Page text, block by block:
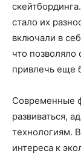
стало их
включали в
что позволяло
привлечь еще
Современные
развиваться,
технологиям.
интереса к